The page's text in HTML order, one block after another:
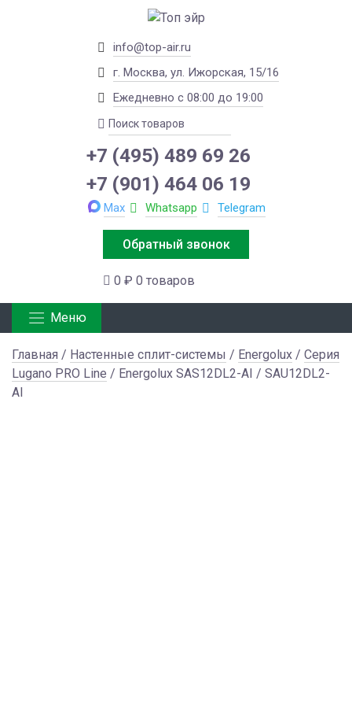
info@top-air.ru
г. Москва, ул. Ижорская, 15/16
Ежедневно с 08:00 до 19:00
+7 (495) 489 69 26
+7 (901) 464 06 19
Max Whatsapp Telegram
Обратный звонок
0 ₽ 0 товаров
Меню
Главная / Настенные сплит-системы / Energolux / Серия
Lugano PRO Line / Energolux SAS12DL2-AI / SAU12DL2-
AI